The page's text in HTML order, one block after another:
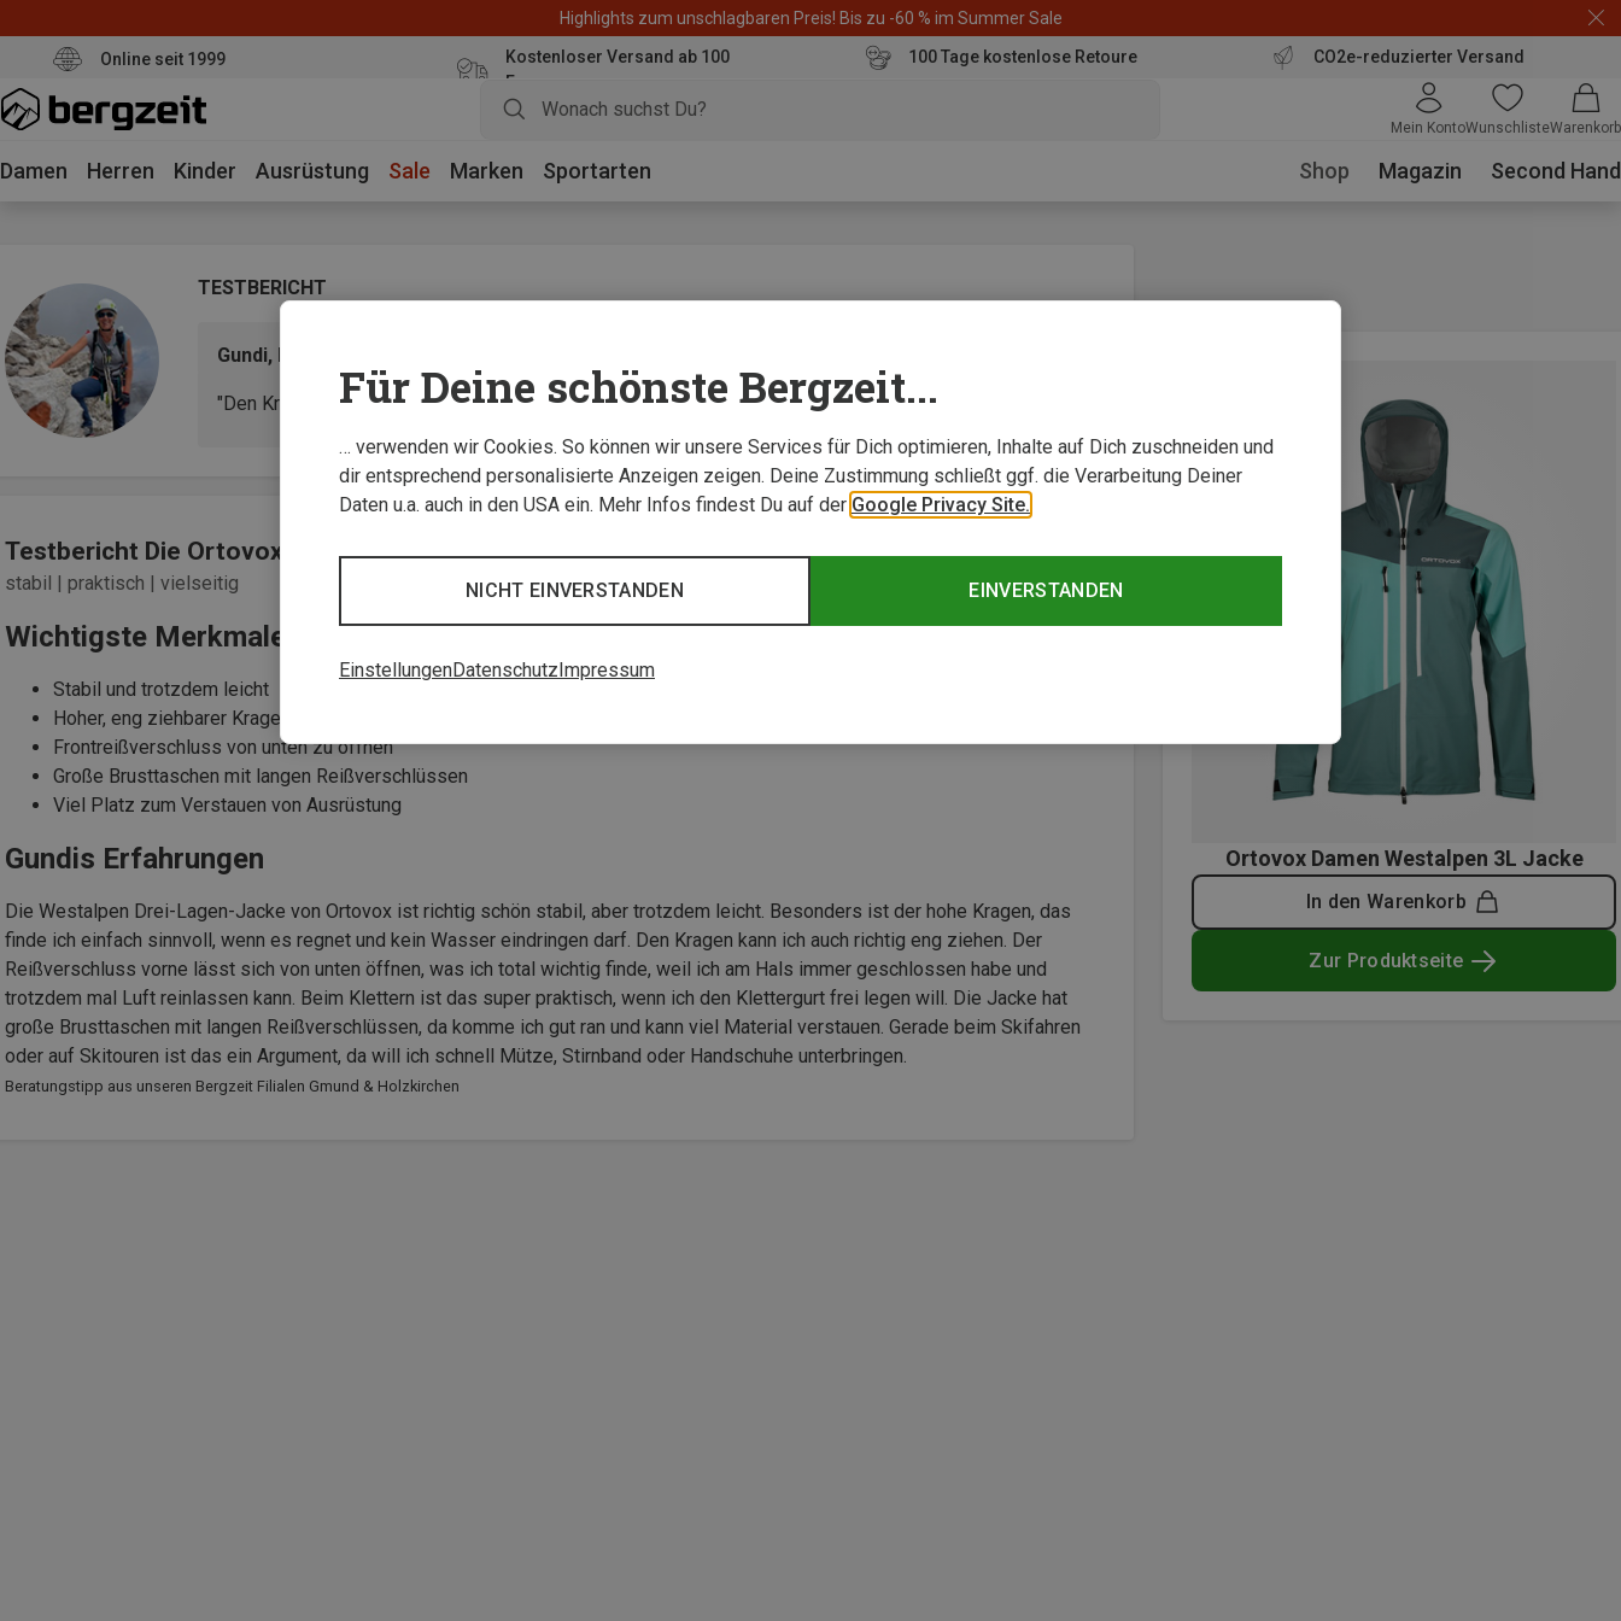
Highlights zum unschlagbaren Preis! Bis zu -60 % im Summer Sale
Online seit 1999
Kostenloser Versand ab 100
Euro
100 Tage kostenlose Retoure CO2e-reduzierter Versand
Mein KontoWunschlisteWarenkorb
Damen Herren Kinder Ausrüstung Sale Marken Sportarten Shop Magazin Second Hand
TESTBERICHT
Gundi, Filialberaterin & Produktexpertin
"Den Kragen kann ich richtig schön eng ziehen, das ist sinnvoll bei Wind und Regen"
Testbericht Die Ortovox Damen Westalpen 3L Jacke
stabil | praktisch | vielseitig
Wichtigste Merkmale
Stabil und trotzdem leicht
Hoher, eng ziehbarer Kragen
Frontreißverschluss von unten zu öffnen
Große Brusttaschen mit langen Reißverschlüssen
Viel Platz zum Verstauen von Ausrüstung
Gundis Erfahrungen
Die Westalpen Drei-Lagen-Jacke von Ortovox ist richtig schön stabil, aber trotzdem leicht. Besonders ist der hohe Kragen, das
finde ich einfach sinnvoll, wenn es regnet und kein Wasser eindringen darf. Den Kragen kann ich auch richtig eng ziehen. Der
Reißverschluss vorne lässt sich von unten öffnen, was ich total wichtig finde, weil ich am Hals immer geschlossen habe und
trotzdem mal Luft reinlassen kann. Beim Klettern ist das super praktisch, wenn ich den Klettergurt frei legen will. Die Jacke hat
große Brusttaschen mit langen Reißverschlüssen, da komme ich gut ran und kann viel Material verstauen. Gerade beim Skifahren
oder auf Skitouren ist das ein Argument, da will ich schnell Mütze, Stirnband oder Handschuhe unterbringen.
Beratungstipp aus unseren Bergzeit Filialen Gmund & Holzkirchen
Ortovox Damen Westalpen 3L Jacke
In den Warenkorb
Zur Produktseite
Für Deine schönste Bergzeit...
… verwenden wir Cookies. So können wir unsere Services für Dich optimieren, Inhalte auf Dich zuschneiden und
dir entsprechend personalisierte Anzeigen zeigen. Deine Zustimmung schließt ggf. die Verarbeitung Deiner
Daten u.a. auch in den USA ein. Mehr Infos findest Du auf der Google Privacy Site.
EINVERSTANDEN
NICHT EINVERSTANDEN
EinstellungenDatenschutzImpressum